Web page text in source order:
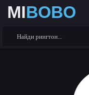
MIBOBO